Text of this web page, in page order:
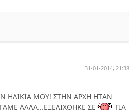
31-01-2014, 21:38
ΗΛΙΚΙΑ ΜΟΥ! ΣΤΗΝ ΑΡΧΗ ΗΤΑΝ
ΑΛΛΑ...ΕΞΕΛΙΧΘΗΚΕ ΣΕ
ΓΙΑ